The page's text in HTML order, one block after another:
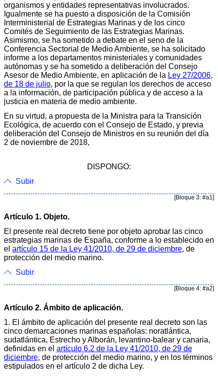
organismos y entidades representativas involucrados.
Igualmente se ha puesto a disposición de la Comisión
Interministerial de Estrategias Marinas y de los cinco
Comités de Seguimiento de las Estrategias Marinas.
Asimismo, se ha sometido a debate en el seno de la
Conferencia Sectorial de Medio Ambiente, se ha solicitado
informe a los departamentos ministeriales y comunidades
autónomas y se ha sometido a deliberación del Consejo
Asesor de Medio Ambiente, en aplicación de la Ley 27/2006,
de 18 de julio, por la que se regulan los derechos de acceso
a la información, de participación pública y de acceso a la
justicia en materia de medio ambiente.
En su virtud, a propuesta de la Ministra para la Transición
Ecológica, de acuerdo con el Consejo de Estado, y previa
deliberación del Consejo de Ministros en su reunión del día
2 de noviembre de 2018,
DISPONGO:
Subir
[Bloque 3: #a1]
Artículo 1. Objeto.
El presente real decreto tiene por objeto aprobar las cinco
estrategias marinas de España, conforme a lo establecido en
el artículo 15 de la Ley 41/2010, de 29 de diciembre, de
protección del medio marino.
Subir
[Bloque 4: #a2]
Artículo 2. Ámbito de aplicación.
1. El ámbito de aplicación del presente real decreto son las
cinco demarcaciones marinas españolas: noratlántica,
sudatlántica, Estrecho y Alborán, levantino-balear y canaria,
definidas en el artículo 6.2 de la Ley 41/2010, de 29 de
diciembre, de protección del medio marino, y en los términos
estipulados en el artículo 2 de dicha Ley.